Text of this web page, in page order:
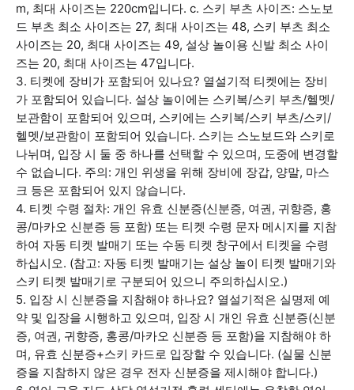
m, 최대 사이즈는 220cm입니다. c. 스키 부츠 사이즈: 스노보
드 부츠 최소 사이즈는 27, 최대 사이즈는 48, 스키 부츠 최소
사이즈는 20, 최대 사이즈는 49, 설상 놀이용 신발 최소 사이
즈는 20, 최대 사이즈는 47입니다.
3. 티켓에 장비가 포함되어 있나요? 열설기적 티켓에는 장비
가 포함되어 있습니다. 설상 놀이에는 스키복/스키 부츠/헬멧/
보관함이 포함되어 있으며, 스키에는 스키복/스키 부츠/스키/
헬멧/보관함이 포함되어 있습니다. 스키는 스노보드와 스키로
나뉘며, 입장 시 둘 중 하나를 선택할 수 있으며, 도중에 변경할
수 없습니다. 주의: 개인 위생을 위해 장비에 장갑, 양말, 마스
크 등은 포함되어 있지 않습니다.
4. 티켓 수령 절차: 개인 유효 신분증(신분증, 여권, 귀향증, 홍
콩/마카오 신분증 등 포함) 또는 티켓 수령 문자 메시지를 지참
하여 자동 티켓 발매기 또는 수동 티켓 창구에서 티켓을 수령
하십시오. (참고: 자동 티켓 발매기는 설상 놀이 티켓 발매기와
스키 티켓 발매기로 구분되어 있으니 주의하십시오.)
5. 입장 시 신분증을 지참해야 하나요? 열설기적은 실명제 예
약 및 입장을 시행하고 있으며, 입장 시 개인 유효 신분증(신분
증, 여권, 귀향증, 홍콩/마카오 신분증 등 포함)을 지참해야 하
며, 유효 신분증+스키 카드로 입장할 수 있습니다. (실물 신분
증을 지참하지 않은 경우 전자 신분증을 제시해야 합니다.)